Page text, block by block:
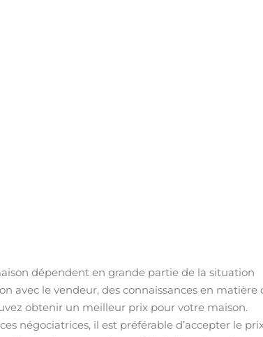
dépendent en grande partie de la situation
avec le vendeur, des connaissances en matière
obtenir un meilleur prix pour votre maison.
négociatrices, il est préférable d’accepter le